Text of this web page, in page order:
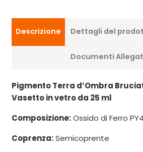
Descrizione Dettagli del
Documenti
Pigmento Terra d’Ombra
Vasetto in vetro da 25 ml
Composizione:Ossido di Ferro
Coprenza:Semicoprente